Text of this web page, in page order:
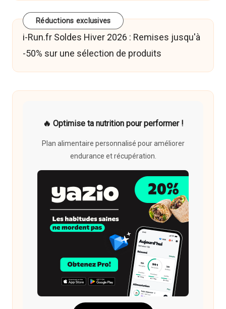
Réductions exclusives
i-Run.fr Soldes Hiver 2026 : Remises jusqu'à
-50% sur une sélection de produits
🔥 Optimise ta nutrition pour performer !
Plan alimentaire personnalisé pour améliorer
endurance et récupération.